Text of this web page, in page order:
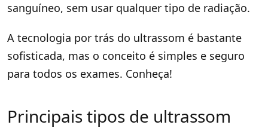
sanguíneo, sem usar qualquer tipo de radiação.
A tecnologia por trás do ultrassom é bastante
sofisticada, mas o conceito é simples e seguro
para todos os exames. Conheça!
Principais tipos de ultrassom